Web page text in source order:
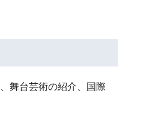
舞台芸術の紹介、国際